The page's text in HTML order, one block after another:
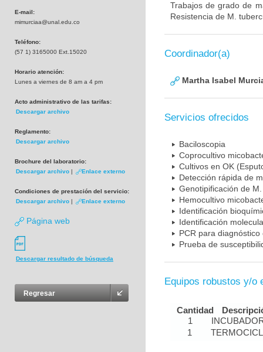
E-mail:
mimurciaa@unal.edu.co
Teléfono:
(57 1) 3165000 Ext.15020
Horario atención:
Lunes a viernes de 8 am a 4 pm
Acto administrativo de las tarifas:
Descargar archivo
Reglamento:
Descargar archivo
Brochure del laboratorio:
Descargar archivo | Enlace externo
Condiciones de prestación del servicio:
Descargar archivo | Enlace externo
Página web
Descargar resultado de búsqueda
Regresar
Trabajos de grado de
Resistencia de M.
Coordinador(a)
Martha Isabel
Servicios ofrecidos
Baciloscopia
Coprocultivo
Cultivos en OK
Detección rápida de
Genotipificación de
Hemocultivo
Identificación
Identificación
PCR para
Prueba de
Equipos robustos y/o
Cantidad
1
1